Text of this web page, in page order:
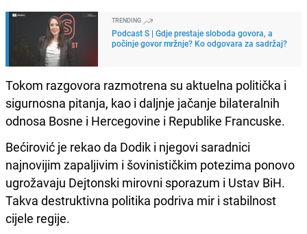
TRENDING
Podcast S | Gdje prestaje sloboda govora, a
počinje govor mržnje? Ko odgovara za sadržaj?
Tokom razgovora razmotrena su aktuelna politička i
sigurnosna pitanja, kao i daljnje jačanje bilateralnih
odnosa Bosne i Hercegovine i Republike Francuske.
Bećirović je rekao da Dodik i njegovi saradnici
najnovijim zapaljivim i šovinističkim potezima ponovo
ugrožavaju Dejtonski mirovni sporazum i Ustav BiH.
Takva destruktivna politika podriva mir i stabilnost
cijele regije.